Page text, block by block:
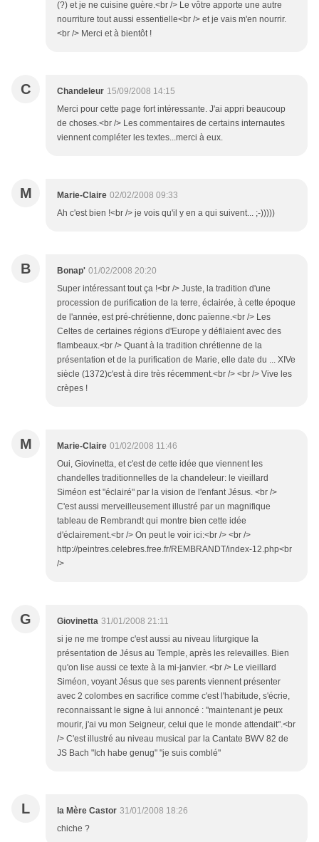
(?) et je ne cuisine guère.<br /> Le vôtre apporte une autre
nourriture tout aussi essentielle<br /> et je vais m'en nourrir.
<br /> Merci et à bientôt !
C Chandeleur 15/09/2008 14:15
Merci pour cette page fort intéressante. J'ai appri beaucoup
de choses.<br /> Les commentaires de certains internautes
viennent compléter les textes...merci à eux.
M Marie-Claire 02/02/2008 09:33
Ah c'est bien !<br /> je vois qu'il y en a qui suivent... ;-)))))
B Bonap' 01/02/2008 20:20
Super intéressant tout ça !<br /> Juste, la tradition d'une
procession de purification de la terre, éclairée, à cette époque
de l'année, est pré-chrétienne, donc païenne.<br /> Les
Celtes de certaines régions d'Europe y défilaient avec des
flambeaux.<br /> Quant à la tradition chrétienne de la
présentation et de la purification de Marie, elle date du ... XIVe
siècle (1372)c'est à dire très récemment.<br /> <br /> Vive les
crèpes !
M Marie-Claire 01/02/2008 11:46
Oui, Giovinetta, et c'est de cette idée que viennent les
chandelles traditionnelles de la chandeleur: le vieillard
Siméon est "éclairé" par la vision de l'enfant Jésus. <br />
C'est aussi merveilleusement illustré par un magnifique
tableau de Rembrandt qui montre bien cette idée
d'éclairement.<br /> On peut le voir ici:<br /> <br />
http://peintres.celebres.free.fr/REMBRANDT/index-12.php<br
/>
G Giovinetta 31/01/2008 21:11
si je ne me trompe c'est aussi au niveau liturgique la
présentation de Jésus au Temple, après les relevailles. Bien
qu'on lise aussi ce texte à la mi-janvier. <br /> Le vieillard
Siméon, voyant Jésus que ses parents viennent présenter
avec 2 colombes en sacrifice comme c'est l'habitude, s'écrie,
reconnaissant le signe à lui annoncé : "maintenant je peux
mourir, j'ai vu mon Seigneur, celui que le monde attendait".<br
/> C'est illustré au niveau musical par la Cantate BWV 82 de
JS Bach "Ich habe genug" "je suis comblé"
L la Mère Castor 31/01/2008 18:26
chiche ?